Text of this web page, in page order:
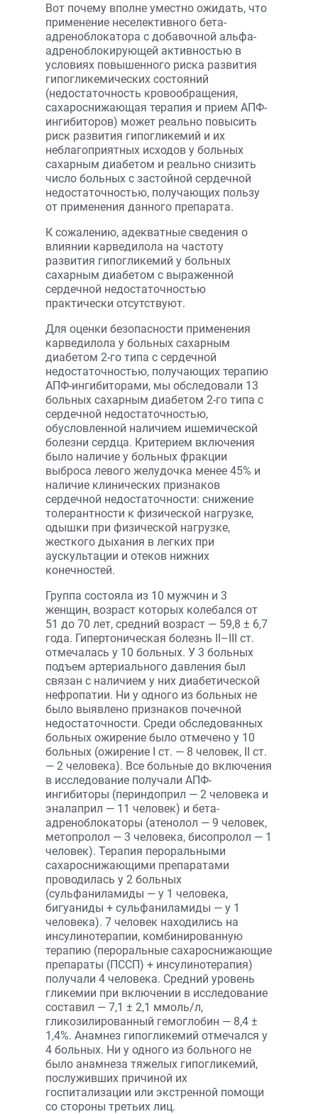
Вот почему вполне уместно ожидать, что
применение неселективного бета-
адреноблокатора с добавочной альфа-
адреноблокирующей активностью в
условиях повышенного риска развития
гипогликемических состояний
(недостаточность кровообращения,
сахароснижающая терапия и прием АПФ-
ингибиторов) может реально повысить
риск развития гипогликемий и их
неблагоприятных исходов у больных
сахарным диабетом и реально снизить
число больных с застойной сердечной
недостаточностью, получающих пользу
от применения данного препарата.
К сожалению, адекватные сведения о
влиянии карведилола на частоту
развития гипогликемий у больных
сахарным диабетом с выраженной
сердечной недостаточностью
практически отсутствуют.
Для оценки безопасности применения
карведилола у больных сахарным
диабетом 2-го типа с сердечной
недостаточностью, получающих терапию
АПФ-ингибиторами, мы обследовали 13
больных сахарным диабетом 2-го типа с
сердечной недостаточностью,
обусловленной наличием ишемической
болезни сердца. Критерием включения
было наличие у больных фракции
выброса левого желудочка менее 45% и
наличие клинических признаков
сердечной недостаточности: снижение
толерантности к физической нагрузке,
одышки при физической нагрузке,
жесткого дыхания в легких при
аускультации и отеков нижних
конечностей.
Группа состояла из 10 мужчин и 3
женщин, возраст которых колебался от
51 до 70 лет, средний возраст — 59,8 ± 6,7
года. Гипертоническая болезнь II–III ст.
отмечалась у 10 больных. У 3 больных
подъем артериального давления был
связан с наличием у них диабетической
нефропатии. Ни у одного из больных не
было выявлено признаков почечной
недостаточности. Среди обследованных
больных ожирение было отмечено у 10
больных (ожирение I ст. — 8 человек, II ст.
— 2 человека). Все больные до включения
в исследование получали АПФ-
ингибиторы (периндоприл — 2 человека и
эналаприл — 11 человек) и бета-
адреноблокаторы (атенолол — 9 человек,
метопролол — 3 человека, бисопролол — 1
человек). Терапия пероральными
сахароснижающими препаратами
проводилась у 2 больных
(сульфаниламиды — у 1 человека,
бигуаниды + сульфаниламиды — у 1
человека). 7 человек находились на
инсулинотерапии, комбинированную
терапию (пероральные сахароснижающие
препараты (ПССП) + инсулинотерапия)
получали 4 человека. Средний уровень
гликемии при включении в исследование
составил — 7,1 ± 2,1 ммоль/л,
гликозилированный гемоглобин — 8,4 ±
1,4%. Анамнез гипогликемий отмечался у
4 больных. Ни у одного из больного не
было анамнеза тяжелых гипогликемий,
послуживших причиной их
госпитализации или экстренной помощи
со стороны третьих лиц.